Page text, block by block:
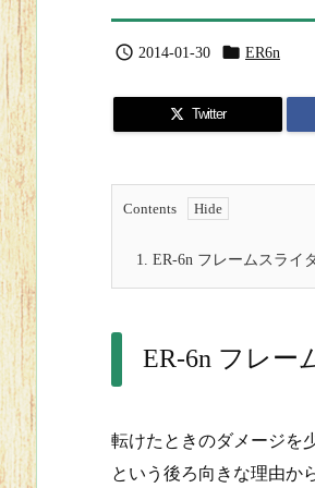
 2014-01-30  ER6n
Twitter
Contents
1. ER-6n フレームスライ
ER-6n フレー
転けたときのダメージを
という後ろ向きな理由か